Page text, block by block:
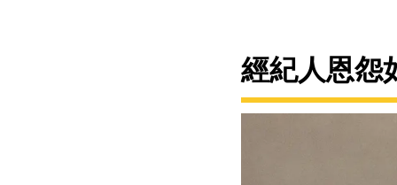
經紀人恩怨